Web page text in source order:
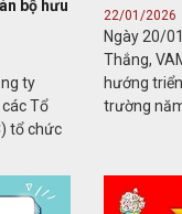
bộ hưu
ty
Tổ
tổ chức
22/01/2026
Ngày 20/
Thắng,
hướng
trường năm